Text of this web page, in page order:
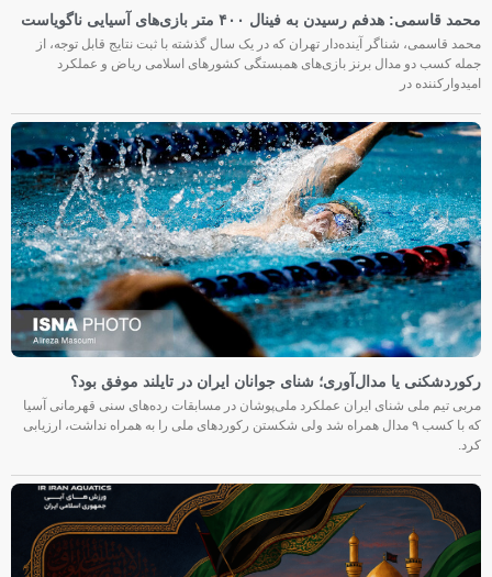
محمد قاسمی: هدفم رسیدن به فینال ۴۰۰ متر بازی‌های آسیایی ناگویاست
محمد قاسمی، شناگر آینده‌دار تهران که در یک سال گذشته با ثبت نتایج قابل توجه، از
جمله کسب دو مدال برنز بازی‌های همبستگی کشورهای اسلامی ریاض و عملکرد
امیدوارکننده در
رکوردشکنی یا مدال‌آوری؛ شنای جوانان ایران در تایلند موفق بود؟
مربی تیم ملی شنای ایران عملکرد ملی‌پوشان در مسابقات رده‌های سنی قهرمانی آسیا
که با کسب ۹ مدال همراه شد ولی شکستن رکوردهای ملی را به همراه نداشت، ارزیابی
کرد.